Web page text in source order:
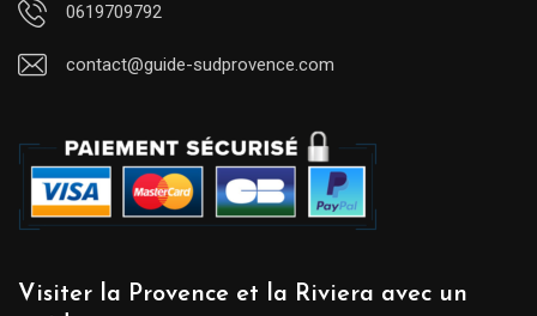
0619709792
contact@guide-sudprovence.com
Visiter la Provence et la Riviera avec un